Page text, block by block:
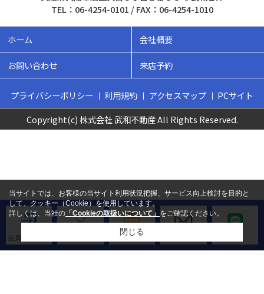
会員ログイン 来店予約
TEL：06-4254-0101 / FAX：06-4254-1010
ホーム 会社概要
お問い合わせ 来店予約
プライバシーポリシー 利用規約 アクセスマップ
PCサイト
Copyright(c) 株式会社 武和不動産 All Rights Reserved.
当サイトでは、お客様の当サイト利用状況把握、サービス向上検討を目的と
して、クッキー（Cookie）を使用しています。
詳しくは、当社の 「Cookieの取扱いについて」 をご確認ください。
閉じる